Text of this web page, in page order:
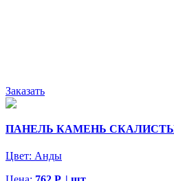
Заказать
ПАНЕЛЬ КАМЕНЬ
Цвет: Анды